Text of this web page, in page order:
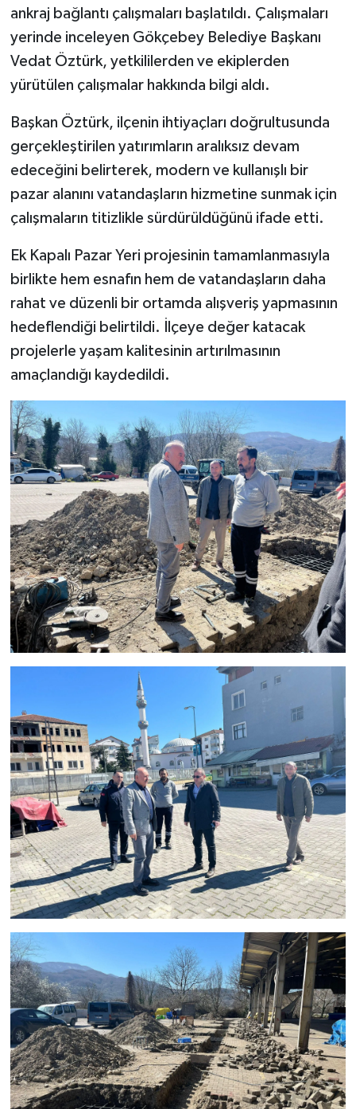
ankraj bağlantı çalışmaları başlatıldı. Çalışmaları
yerinde inceleyen Gökçebey Belediye Başkanı
Vedat Öztürk, yetkililerden ve ekiplerden
yürütülen çalışmalar hakkında bilgi aldı.
Başkan Öztürk, ilçenin ihtiyaçları doğrultusunda
gerçekleştirilen yatırımların aralıksız devam
edeceğini belirterek, modern ve kullanışlı bir
pazar alanını vatandaşların hizmetine sunmak için
çalışmaların titizlikle sürdürüldüğünü ifade etti.
Ek Kapalı Pazar Yeri projesinin tamamlanmasıyla
birlikte hem esnafın hem de vatandaşların daha
rahat ve düzenli bir ortamda alışveriş yapmasının
hedeflendiği belirtildi. İlçeye değer katacak
projelerle yaşam kalitesinin artırılmasının
amaçlandığı kaydedildi.